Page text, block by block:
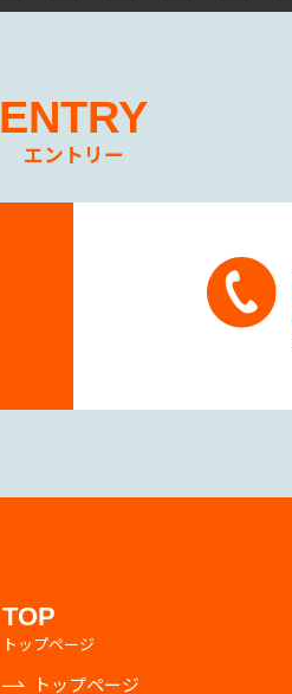
ENTRY
エントリー
TOP
トップページ
トップページ